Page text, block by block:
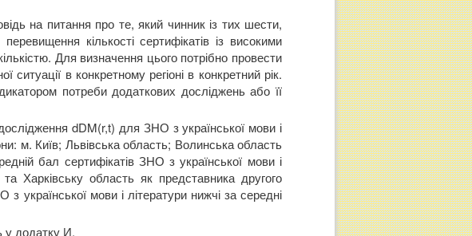
на питання про те, який чинник із тих шести,
кількості сертифікатів із високими
Для визначення цього потрібно провести
ситуації в конкретному регіоні в конкретний рік.
потреби додаткових досліджень або її
dDM(r,t) для ЗНО з української мови і
м. Київ; Львівська область; Волинська область
бал сертифікатів ЗНО з української мови і
Харківську область як представника другого
української мови і літератури нижчі за середні
у додатку И.